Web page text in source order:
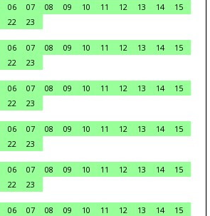
06 07 08 09 10 11 12 13 14
15
22
23
06 07 08 09 10 11 12 13 14
15
22
23
06 07 08 09 10 11 12 13 14
15
22
23
06 07 08 09 10 11 12 13 14
15
22
23
06 07 08 09 10 11 12 13 14
15
22
23
06 07 08 09 10 11 12 13 14
15